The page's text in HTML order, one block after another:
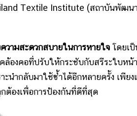
Textile Institute (สถาบันพัฒน
ามสะดวกสบายในการหายใจ โดยเ
ล้องคอที่ปรับให้กระชับกับสรีระใบหน้า
นำกลับมาใช้ซ้ำได้อีกหลายครั้ง เพีย
ต้องเพื่อการป้องกันที่ดีที่สุด